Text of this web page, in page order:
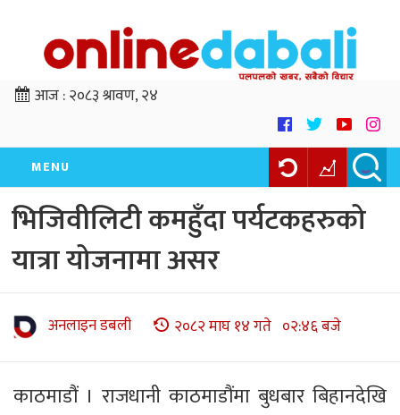
आज :२०८३ श्रावण, २४
MENU
भिजिवीलिटी कमहुँदा पर्यटकहरुको
यात्रा योजनामा असर
अनलाइन डबली २०८२ माघ १४ गते ०२:४६ बजे
काठमाडौं । राजधानी काठमाडौंमा बुधबार बिहानदेखि